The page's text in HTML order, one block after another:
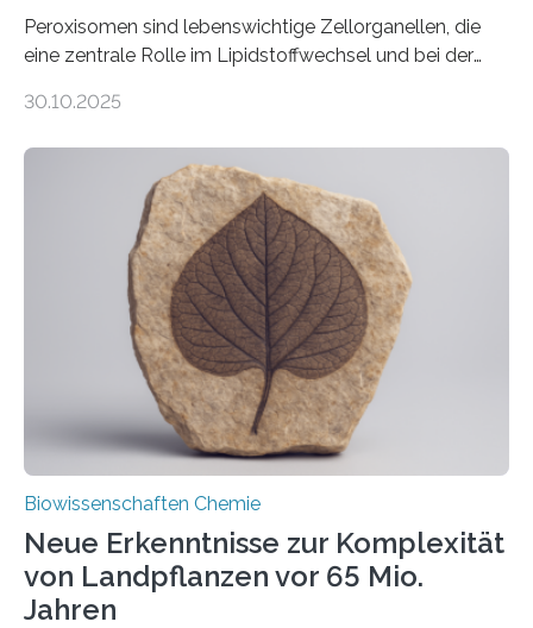
Peroxisomen sind lebenswichtige Zellorganellen, die
eine zentrale Rolle im Lipidstoffwechsel und bei der
erfüllen können, müssen zahlreiche Enzyme präzise in
der Ruhr-Universität Bochum um Prof. Dr. Ralf Erdmann
und Dr. Ismaila Francis Yusuf hat nun einen bislang
unbekannten Qualitätskontrollmechanismus des
peroxisomalen Proteintransports in der Bäckerhefe
Saccharomyces cerevisiae entdeckt, der für die
Funktionsfähigkeit der Organellen entscheidend ist. Die
Studie wurde am 28. Oktober 2025 in der
Fachzeitschrift…
30.10.2025
Biowissenschaften Chemie
Neue Erkenntnisse zur Komplexität
von Landpflanzen vor 65 Mio.
Jahren